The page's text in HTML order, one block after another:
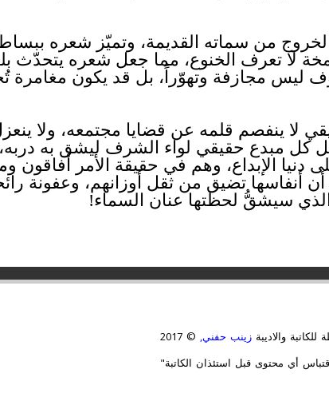
بالخروج من سماته القديمة، وتميّز شعره
لا تعرف الخنوع، مما جعل شعره يتحدّث
ليس مجازفة وتهوّراً، بل قد يكون
لا ينفصم قلمه عن قضايا مجتمعه، ولا
كل مبدع حقيقي لواء الشرف ليشق به
الإبداع، وهم في حقيقة الأمر أفاقون
أنفاسها تضيق من ثقل أوزانهم، وعفونة
الذي سيشقُّ لحظتها عنان السماء!
والاديبةزينب حفني, © 2017
أي محتوى قبل استئذان الكاتبة"